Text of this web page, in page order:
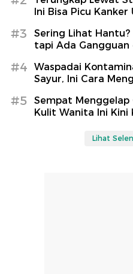
Ini Bisa Picu Kanker
#3
Sering Lihat Hantu?
tapi Ada Gangguan
#4
Waspadai
Sayur, Ini Cara
#5
Sempat Menggelap
Kulit Wanita Ini Kini
Lihat